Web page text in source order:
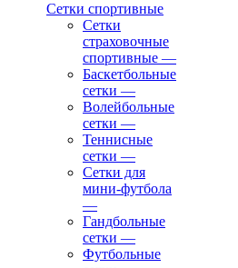
Сетки спортивные
Сетки
страховочные
спортивные —
Баскетбольные
сетки —
Волейбольные
сетки —
Теннисные
сетки —
Сетки для
мини-футбола
—
Гандбольные
сетки —
Футбольные